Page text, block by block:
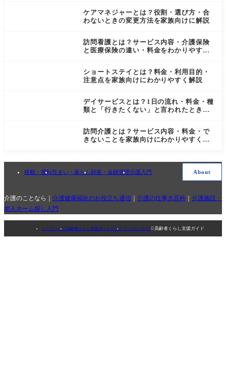
ケアマネジャーとは？役割・選び方・合
わないときの変更方法を家族向けに解説
訪問看護とは？サービス内容・介護保険
と医療保険の違い・料金をわかりやすく
ショートステイとは？料金・利用目的・
注意点を家族向けにわかりやすく解説
デイサービスとは？1日の流れ・料金・種
類と「行きたくない」と言われたときの
訪問介護とは？サービス内容・料金・で
きないことを家族向けにわかりやすく解
に、突然
銀行口座
った。そ
はいくら
あれば安
とした不
安
移動・運転住まい・暮らし 財産・金銭管理介護入門 About
介護のことなら｜ 介護健康福祉のお役立ち通信 介護の仕事大百科
介護施設・
老人ホーム探し入門
トップページ高齢者くらし支援ガイドとは？ リンクについて  高齢者くらし支援ガイド